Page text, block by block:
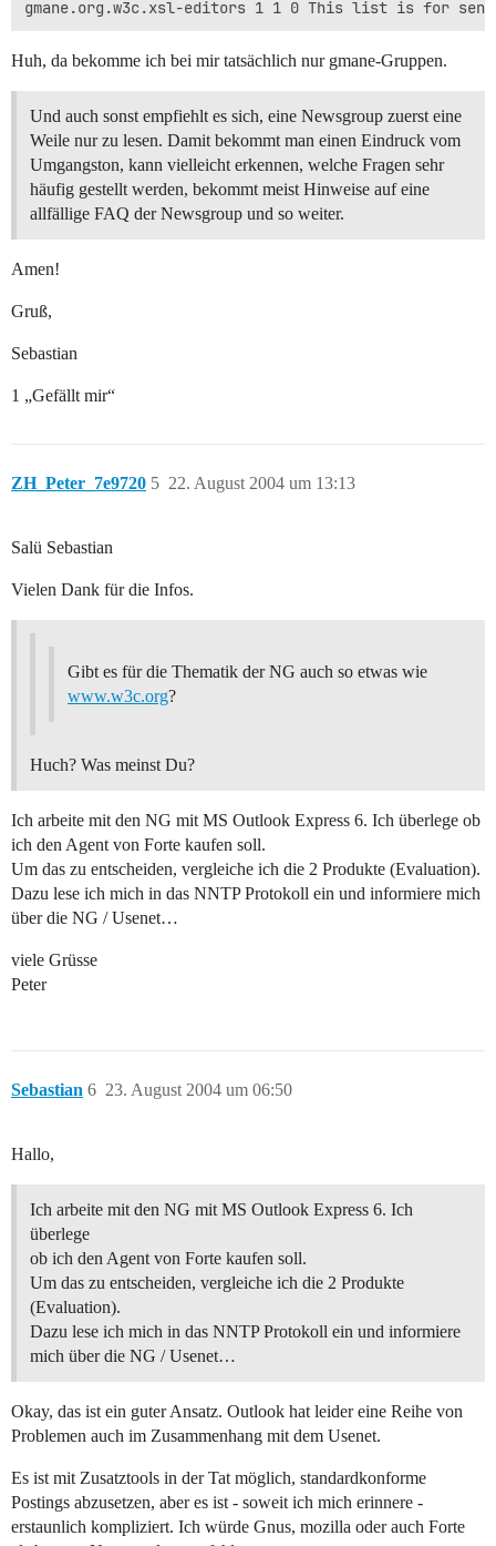
Huh, da bekomme ich bei mir tatsächlich nur gmane-Gruppen.
Und auch sonst empfiehlt es sich, eine Newsgroup zuerst eine
Weile nur zu lesen. Damit bekommt man einen Eindruck vom
Umgangston, kann vielleicht erkennen, welche Fragen sehr
häufig gestellt werden, bekommt meist Hinweise auf eine
allfällige FAQ der Newsgroup und so weiter.
Amen!
Gruß,
Sebastian
1 „Gefällt mir“
ZH_Peter_7e9720 22. August 2004 um 13:13
5
Salü Sebastian
Vielen Dank für die Infos.
Gibt es für die Thematik der NG auch so etwas wie
www.w3c.org?
Huch? Was meinst Du?
Ich arbeite mit den NG mit MS Outlook Express 6. Ich überlege ob
ich den Agent von Forte kaufen soll.
Um das zu entscheiden, vergleiche ich die 2 Produkte (Evaluation).
Dazu lese ich mich in das NNTP Protokoll ein und informiere mich
über die NG / Usenet…
viele Grüsse
Peter
Sebastian 23. August 2004 um 06:50
6
Hallo,
Ich arbeite mit den NG mit MS Outlook Express 6. Ich
überlege
ob ich den Agent von Forte kaufen soll.
Um das zu entscheiden, vergleiche ich die 2 Produkte
(Evaluation).
Dazu lese ich mich in das NNTP Protokoll ein und informiere
mich über die NG / Usenet…
Okay, das ist ein guter Ansatz. Outlook hat leider eine Reihe von
Problemen auch im Zusammenhang mit dem Usenet.
Es ist mit Zusatztools in der Tat möglich, standardkonforme
Postings abzusetzen, aber es ist - soweit ich mich erinnere -
erstaunlich kompliziert. Ich würde Gnus, mozilla oder auch Forte